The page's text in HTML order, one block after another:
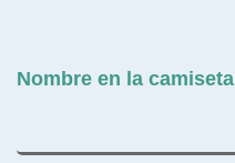
Nombre en la camiseta